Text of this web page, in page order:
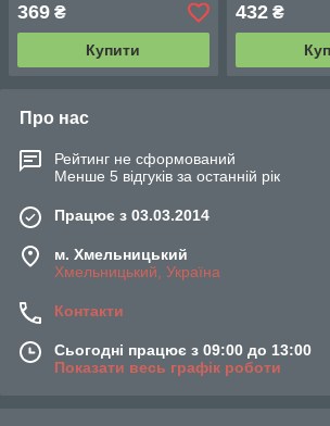
369 ₴
Купити
432₴
Про нас
Рейтинг не сформований
Менше 5 відгуків за останній рік
Працює з 03.03.2014
м. Хмельницький
Хмельницький, Україна
Контакти
Сьогодні працює з 09:00 до 13:00
Показати весь графік роботи